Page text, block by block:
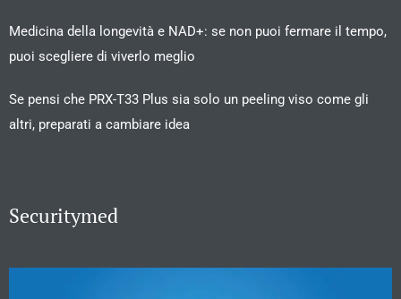
Medicina della longevità e NAD+: se non puoi fermare il tempo,
puoi scegliere di viverlo meglio
Se pensi che PRX-T33 Plus sia solo un peeling viso come gli
altri, preparati a cambiare idea
Securitymed